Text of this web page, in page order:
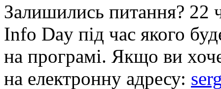
Залишились питання? 22
Info Day під час якого
на програмі. Якщо ви
на електронну адресу: